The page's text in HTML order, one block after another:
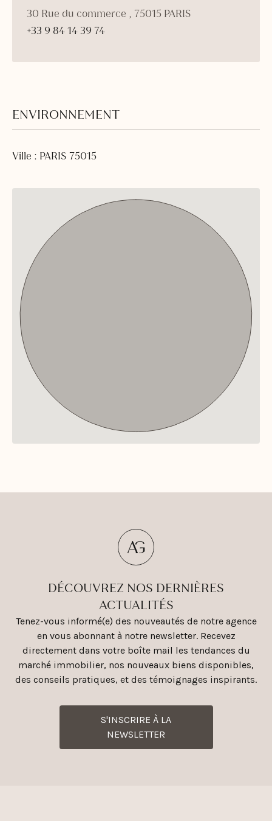
30 Rue du commerce , 75015 PARIS
+33 9 84 14 39 74
ENVIRONNEMENT
Ville : PARIS 75015
DÉCOUVREZ NOS DERNIÈRES
ACTUALITÉS
Tenez-vous informé(e) des nouveautés de notre agence
en vous abonnant à notre newsletter. Recevez
directement dans votre boîte mail les tendances du
marché immobilier, nos nouveaux biens disponibles,
des conseils pratiques, et des témoignages inspirants.
S'INSCRIRE À LA
NEWSLETTER